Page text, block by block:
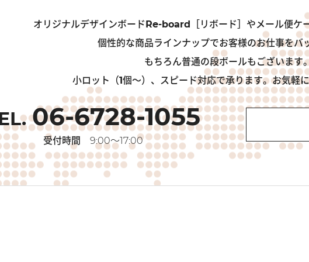
オリジナルデザインボードRe-board［リボード］やメール便ケ
個性的な商品ラインナップでお客様のお仕事をバ
もちろん普通の段ボールもございます
小ロット（1個～）、スピード対応で承ります。お気軽
06-6728-1055
受付時間 9:00～17:00